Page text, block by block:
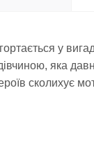
у
яка
сколихує